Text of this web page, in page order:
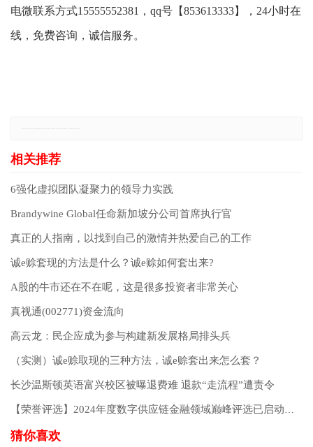
电微联系方式15555552381，qq号【853613333】，24小时在
线，免费咨询，诚信服务。
6强化虚拟团队凝聚力的领导力实践
Brandywine Global任命新加坡分公司首席执行官
真正的人指南，以找到自己的激情并热爱自己的工作
诚e赊套现的方法是什么？诚e赊如何套出来?
A股的牛市还在不在呢，这是很多投资者非常关心
真视通(002771)资金流向
高云龙：民企应成为参与构建新发展格局排头兵
（实测）诚e赊取现的三种方法，诚e赊套出来怎么套？
长沙温斯顿英语富兴校区被曝退费难 退款“走流程”遭责令
【荣誉评选】2024年度数字供应链金融领域巅峰评选已启动，百家企业角逐，等你来战！